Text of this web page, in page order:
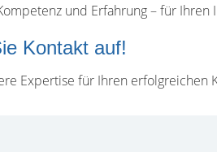
und Erfahrung – für
Kontakt auf!
Expertise für Ihren erfolgreichen